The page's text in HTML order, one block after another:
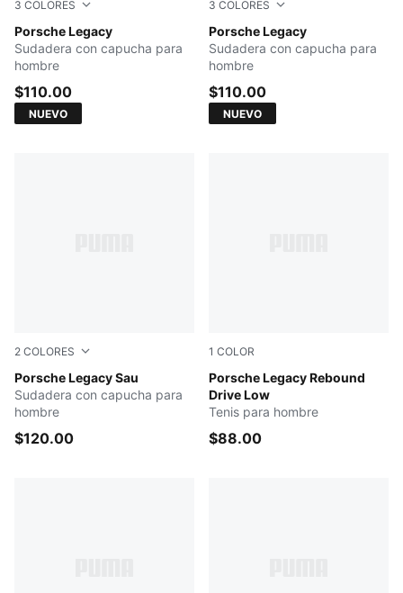
3 COLORES
Porsche Legacy
ALPINE SNOW
Sudadera con capucha para
hombre
$110.00
NUEVO
3 COLORES
Porsche Legacy
PUMA BLACK
Sudadera con capucha para
hombre
$110.00
NUEVO
2 COLORES
Porsche Legacy Sau
PUMA WHITE
Sudadera con capucha para
hombre
$120.00
1 COLOR
Porsche Legacy Rebound
Drive Low
Blue Jewel-PUMA Black-
Tenis para hombre
$88.00